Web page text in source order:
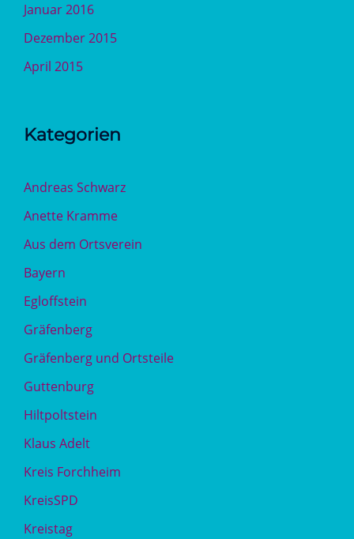
Januar 2016
Dezember 2015
April 2015
Kategorien
Andreas Schwarz
Anette Kramme
Aus dem Ortsverein
Bayern
Egloffstein
Gräfenberg
Gräfenberg und Ortsteile
Guttenburg
Hiltpoltstein
Klaus Adelt
Kreis Forchheim
KreisSPD
Kreistag